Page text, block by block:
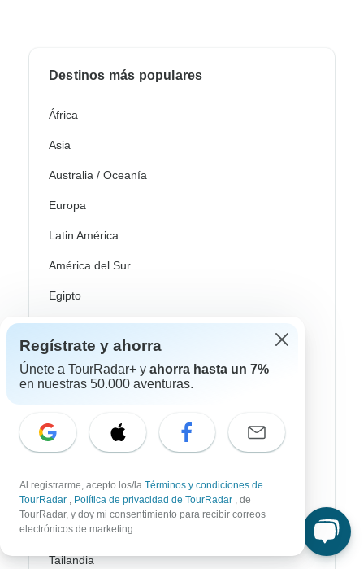
Destinos más populares
África
Asia
Australia / Oceanía
Europa
Latin América
América del Sur
Egipto
Marruecos
Bali
India
Nueva Zelanda
Sri Lanka
Tailandia
Regístrate y ahorra
Únete a TourRadar+ y ahorra hasta un 7%
en nuestras 50.000 aventuras.
Al registrarme, acepto los/la Términos y condiciones de
TourRadar , Política de privacidad de TourRadar , de
TourRadar, y doy mi consentimiento para recibir correos
electrónicos de marketing.